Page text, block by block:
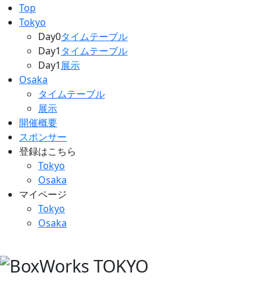
Top
Tokyo
Day0タイムテーブル
Day1 タイムテーブル
Day1展示
Osaka
タイムテーブル
展示
開催概要
スポンサー
登録はこちら
Tokyo
Osaka
マイページ
Tokyo
Osaka